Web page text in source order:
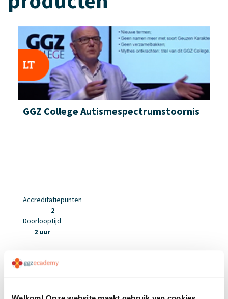
GGZ College Autismespectrumstoornis
Accreditatiepunten
2
Doorlooptijd
2 uur